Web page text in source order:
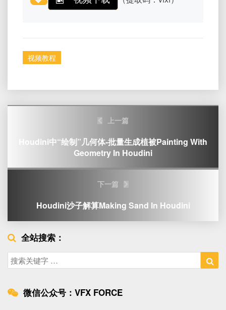
视频教程
上一篇
Houdini中“绘制”几何体-批量生成植被Painting With
Geometry In Houdini
下一篇
Houdini沙子解算Making Sand In Houdini
全站搜索：
Search
for:
微信公众号：VFX FORCE